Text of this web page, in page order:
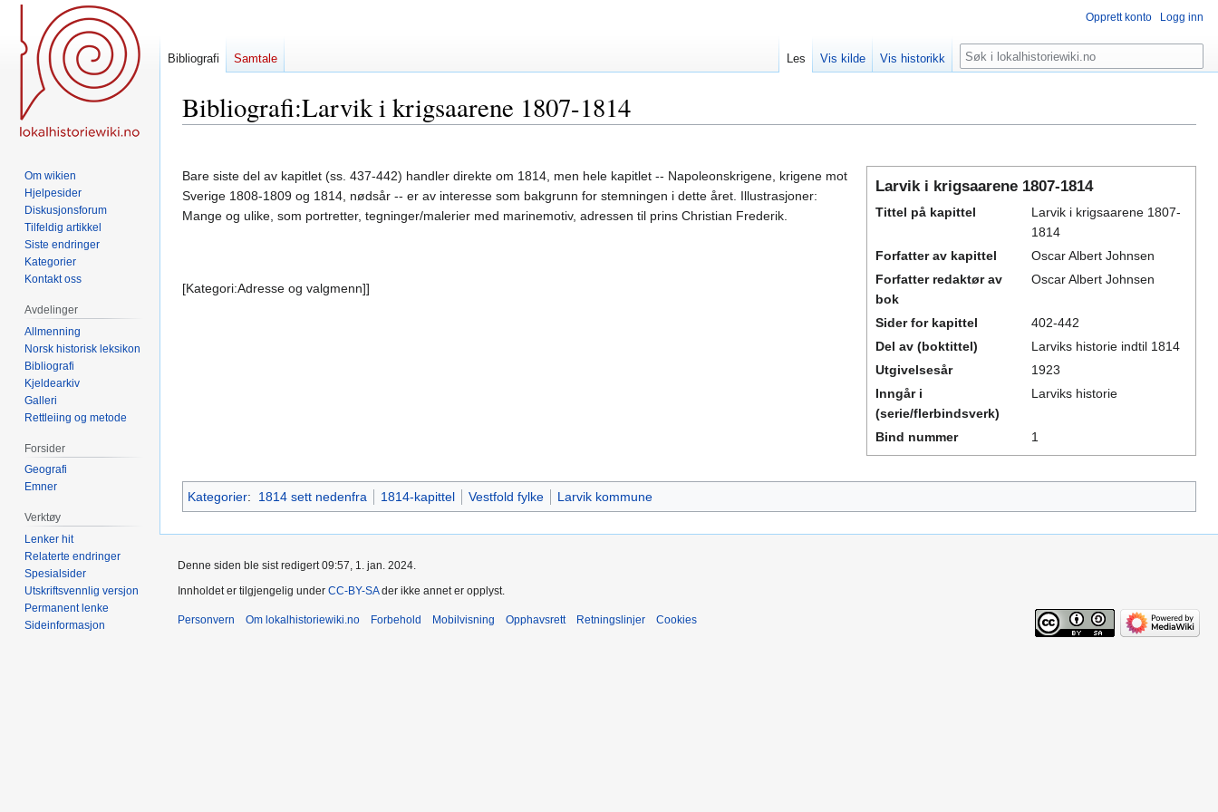
Bibliografi:Larvik i krigsaarene 1807-1814
til
navigering
til
søk
Larvik i krigsaarene 1807-1814
Tittel på kapittel
Larvik i krigsaarene 1807-
1814
Forfatter av kapittel
Oscar Albert Johnsen
Forfatter redaktør av
bok
Oscar Albert Johnsen
Sider for kapittel
402-442
Del av (boktittel)
Larviks historie indtil 1814
Utgivelsesår
1923
Inngår i
(serie/flerbindsverk)
Larviks historie
Bind nummer 1
Bare siste del av kapitlet (ss. 437-442) handler direkte om 1814, men hele kapitlet -- Napoleonskrigene, krigene mot
Sverige 1808-1809 og 1814, nødsår -- er av interesse som bakgrunn for stemningen i dette året. Illustrasjoner:
Mange og ulike, som portretter, tegninger/malerier med marinemotiv, adressen til prins Christian Frederik.
[Kategori:Adresse og valgmenn]]
Kategorier: 1814 sett nedenfra 1814-kapittel Vestfold fylke Larvik kommune
Opprett konto Logg inn
Bibliografi Samtale Les Vis kilde Vis historikk Søk
Om wikien
Hjelpesider
Diskusjonsforum
Tilfeldig artikkel
Siste endringer
Kategorier
Kontakt oss
Avdelinger
Allmenning
Norsk historisk leksikon
Bibliografi
Kjeldearkiv
Galleri
Rettleiing og metode
Forsider
Geografi
Emner
Verktøy
Lenker hit
Relaterte endringer
Spesialsider
Utskriftsvennlig versjon
Permanent lenke
Sideinformasjon
Denne siden ble sist redigert 09:57, 1. jan. 2024.
Innholdet er tilgjengelig under CC-BY-SAder ikke annet er opplyst.
Personvern Om lokalhistoriewiki.no Forbehold Mobilvisning Opphavsrett Retningslinjer Cookies